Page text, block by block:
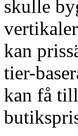
skulle
kan
tier-
kan få